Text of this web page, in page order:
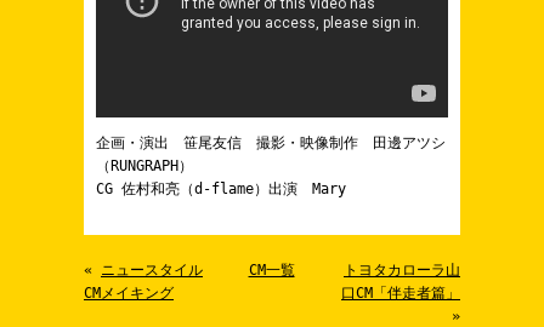
企画・演出 笹尾友信 撮影・映像制作 田邊アツシ
（RUNGRAPH）
CG 佐村和亮（d-flame）出演 Mary
« ニュースタイル
CMメイキング
CM一覧
トヨタカローラ山
口CM「伴走者篇」
»